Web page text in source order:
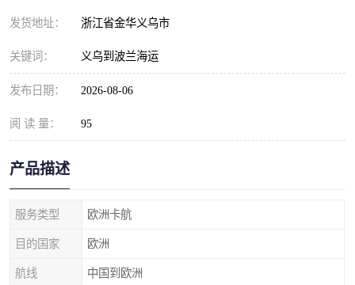
发货地址： 浙江省金华义乌市
关键词： 义乌到波兰海运
发布日期： 2026-08-06
阅 读 量： 95
产品描述
服务类型 欧洲卡航
目的国家 欧洲
航线 中国到欧洲